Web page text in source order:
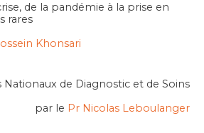
de la pandémie à la prise en
rares
Khonsari
Nationaux de Diagnostic et de Soins
par le Pr Nicolas Leboulanger